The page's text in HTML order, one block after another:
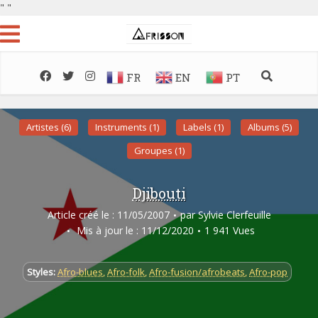
" "
FR EN PT
Artistes (6) Instruments (1) Labels (1)
Albums (5)
Groupes (1)
Djibouti
Article créé le : 11/05/2007 par Sylvie Clerfeuille
Mis à jour le : 11/12/2020
1 941 Vues
Styles:Afro-blues,Afro-folk,Afro-fusion/afrobeats,Afro-pop